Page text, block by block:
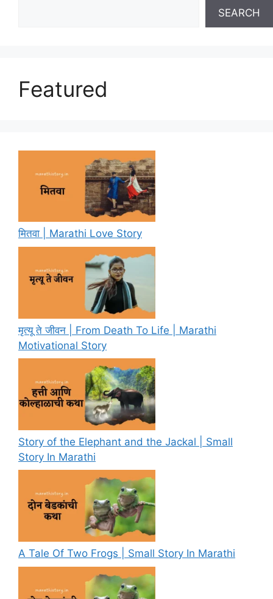
SEARCH
Featured
मितवा | Marathi Love Story
मृत्यू ते जीवन | From Death To Life | Marathi
Motivational Story
Story of the Elephant and the Jackal | Small
Story In Marathi
A Tale Of Two Frogs | Small Story In Marathi